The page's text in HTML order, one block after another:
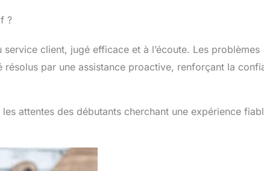
?
client, jugé efficace et à l’écoute. Les problèmes
par une assistance proactive, renforçant la
attentes des débutants cherchant une expérience